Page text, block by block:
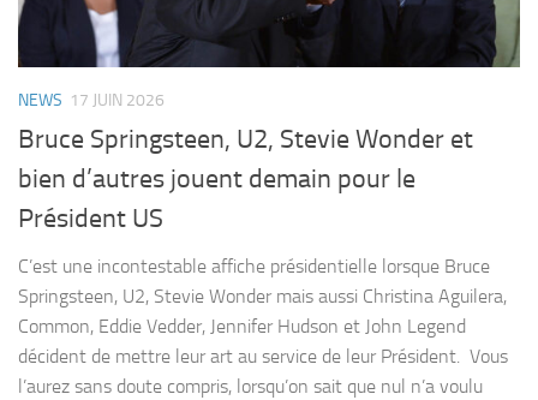
NEWS 17 JUIN 2026
Bruce Springsteen, U2, Stevie Wonder et
bien d’autres jouent demain pour le
Président US
C’est une incontestable affiche présidentielle lorsque Bruce
Springsteen, U2, Stevie Wonder mais aussi Christina Aguilera,
Common, Eddie Vedder, Jennifer Hudson et John Legend
décident de mettre leur art au service de leur Président. Vous
l’aurez sans doute compris, lorsqu’on sait que nul n’a voulu